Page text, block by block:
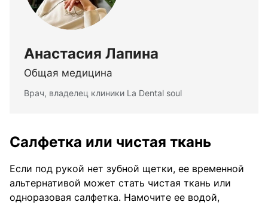
Анастасия Лапина
Общая медицина
Врач, владелец клиники La Dental soul
Салфетка или чистая ткань
Если под рукой нет зубной щетки, ее временной
альтернативой может стать чистая ткань или
одноразовая салфетка. Намочите ее водой,